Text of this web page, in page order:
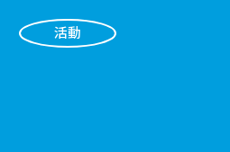
活動